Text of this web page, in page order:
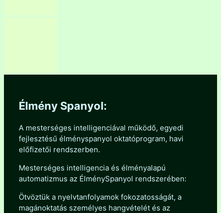
Élmény Spanyol:
A mesterséges intelligenciával működő, egyedi
fejlesztésű élményspanyol oktatóprogram, havi
előfizetői rendszerben.
Mesterséges intelligencia és élményalapú
automatizmus az ÉlménySpanyol rendszerében:
Ötvöztük a nyelvtanfolyamok fokozatosságát, a
magánoktatás személyes hangvételét és az